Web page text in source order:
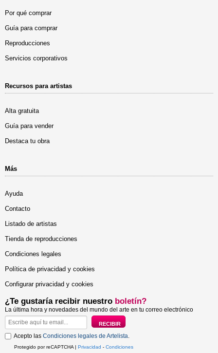
Por qué comprar
Guía para comprar
Reproducciones
Servicios corporativos
Recursos para artistas
Alta gratuita
Guía para vender
Destaca tu obra
Más
Ayuda
Contacto
Listado de artistas
Tienda de reproducciones
Condiciones legales
Política de privacidad y cookies
Configurar privacidad y cookies
¿Te gustaría recibir nuestro boletín?
La última hora y novedades del mundo del arte en tu correo electrónico
Acepto las Condiciones legales de Artelista.
Protegido por reCAPTCHA | Privacidad - Condiciones